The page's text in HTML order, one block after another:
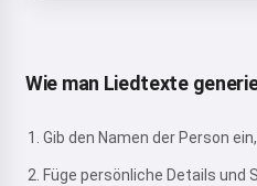
Wie man Liedtexte
Gib den Namen der Person
Füge persönliche Details und